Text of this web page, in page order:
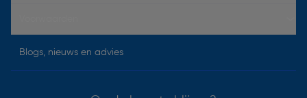
Blogs, nieuws en advies